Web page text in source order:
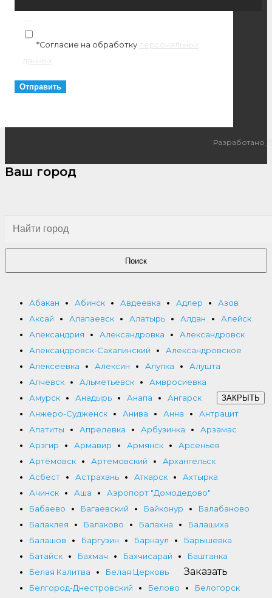
*Согласие на обработку персональных
данных
Разработано
Ваш город
Поиск
Абакан Абинск Авдеевка Адлер
Азов
Аксай
Алапаевск Алатырь Алдан
Алейск
Александрия
Александровка
Александровск
Александровск-Сахалинский
Александровское
Алексеевка
Алексин Алупка
Алушта
Алчевск
Альметьевск
Амвросиевка
Амурск
Анадырь Анапа
Ангарск
Анжеро-Судженск
Анива Анна
Антрацит
Апатиты
Апрелевка Арбузинка
Арзамас
Арзгир
Армавир Армянск
Арсеньев
Артёмовск
Артемовский
Архангельск
Асбест
Астрахань Аткарск
Ахтырка
Ачинск
Аша
Аэропорт "Домодедово"
Бабаево
Багаевский Байконур
Балабаново
Балаклея
Балаково Балахна
Балашиха
Балашов
Баргузин Барнаул
Барышевка
Батайск
Бахмач Бахчисарай
Баштанка
Белая Калитва
Белая Церковь
Белгород-Днестровский
Белово
Белогорск
ЗАКРЫТЬ
Заказать